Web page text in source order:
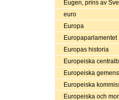
Eugen, prins av
euro
Europa
Europaparlamentet
Europas historia
Europeiska
Europeiska
Europeiska
Europeiska och